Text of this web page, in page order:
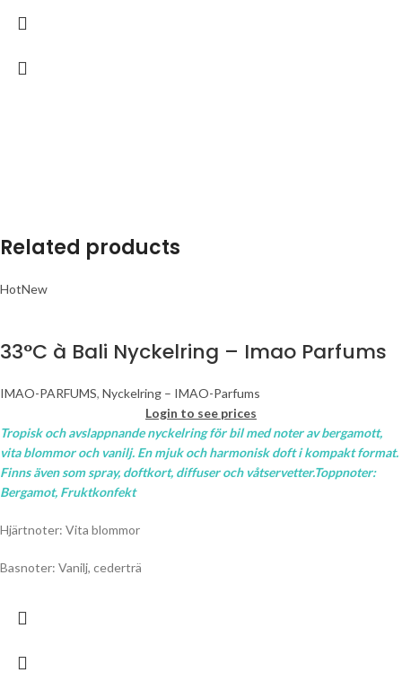
Related products
HotNew
33°C à Bali Nyckelring – Imao Parfums
IMAO-PARFUMS, Nyckelring – IMAO-Parfums
Login to see prices
Tropisk och avslappnande nyckelring för bil med noter av bergamott,
vita blommor och vanilj. En mjuk och harmonisk doft i kompakt format.
Finns även som spray, doftkort, diffuser och våtservetter.Toppnoter:
Bergamot, Fruktkonfekt
Hjärtnoter: Vita blommor
Basnoter: Vanilj, cederträ